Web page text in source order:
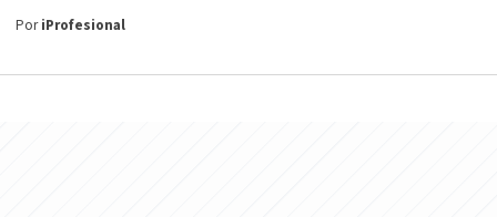
PoriProfesional